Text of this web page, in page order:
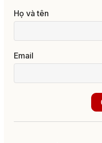
Họ và tên
Email